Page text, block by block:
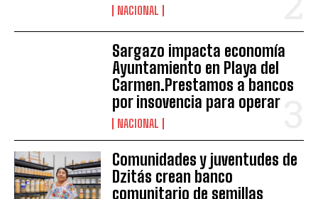
NACIONAL
Sargazo impacta economía
Ayuntamiento en Playa del
Carmen.Prestamos a bancos
por insovencia para operar
NACIONAL
Comunidades y juventudes de
Dzitás crean banco
comunitario de semillas